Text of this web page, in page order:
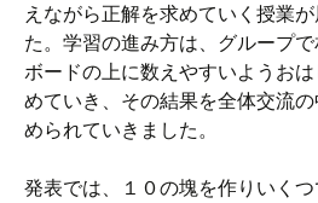
えながら正解を求めていく授業
た。学習の進み方は、グループ
ボードの上に数えやすいようお
めていき、その結果を全体交流
められていきました。
発表では、１０の塊を作りいく